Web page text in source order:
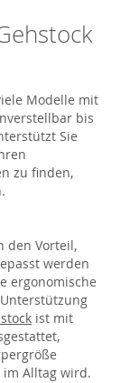
Modelle mit
bis
Sie
zu finden,
den Vorteil,
werden
ergonomische
ist mit
Alltag wird.